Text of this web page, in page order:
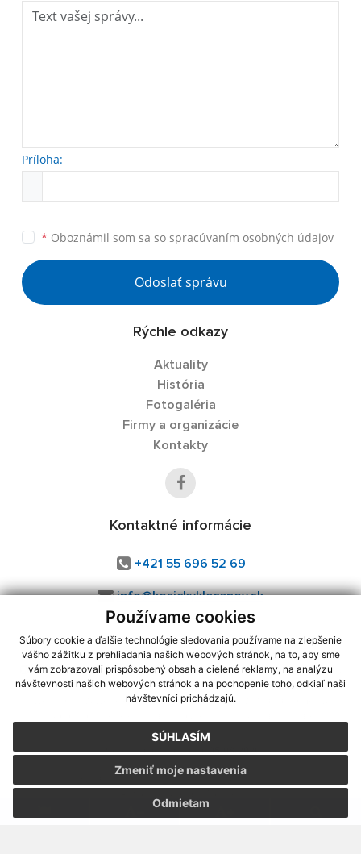
Používame cookies
Súbory cookie a ďalšie technológie sledovania používame na zlepšenie
vášho zážitku z prehliadania našich webových stránok, na to, aby sme
vám zobrazovali prispôsobený obsah a cielené reklamy, na analýzu
návštevnosti našich webových stránok a na pochopenie toho, odkiaľ naši
návštevníci prichádzajú.
SÚHLASÍM
Odmietam
Zmeniť moje nastavenia
Príloha:
* Oboznámil som sa so spracúvaním osobných údajov
Odoslať správu
Rýchle odkazy
Aktuality
História
Fotogaléria
Firmy a organizácie
Kontakty
Kontaktné informácie
+421 55 696 52 69
info@kosickyklecenov.sk
využite možnosť získavania aktuálnych informácií s využitím RSS
CMS systém (redakčný) systém ECHELON 2,Mapa stránok,web portál
webex.digital, s.r.o.,domény,registrácia domény
Posledná aktualizácia:05.08.2026
Vytlačiť stránku|Vyhlásenie o prístupnosti